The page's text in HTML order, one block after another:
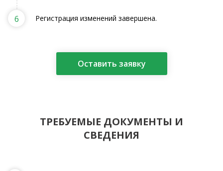
6 Регистрация изменений завершена.
Оставить заявку
ТРЕБУЕМЫЕ ДОКУМЕНТЫ И
СВЕДЕНИЯ